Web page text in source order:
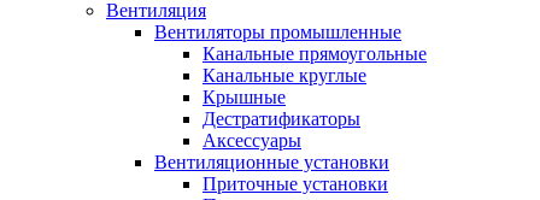
Вентиляция
Вентиляторы промышленные
Канальные прямоугольные
Канальные круглые
Крышные
Дестратификаторы
Аксессуары
Вентиляционные установки
Приточные установки